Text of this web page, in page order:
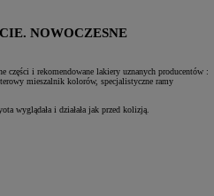
NOWOCZESNE
i rekomendowane lakiery uznanych producentów :
mieszalnik kolorów, specjalistyczne ramy
wyglądała i działała jak przed kolizją.